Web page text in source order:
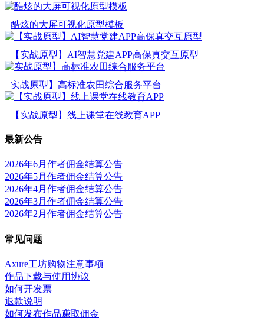
酷炫的大屏可视化原型模板
【实战原型】AI智慧党建APP高保真交互原型
实战原型】高标准农田综合服务平台
【实战原型】线上课堂在线教育APP
最新公告
2026年6月作者佣金结算公告
2026年5月作者佣金结算公告
2026年4月作者佣金结算公告
2026年3月作者佣金结算公告
2026年2月作者佣金结算公告
常见问题
Axure工坊购物注意事项
作品下载与使用协议
如何开发票
退款说明
如何发布作品赚取佣金